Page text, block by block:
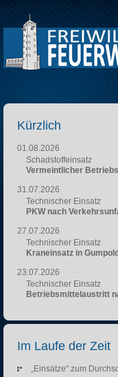
Kürzlich
01.08.2026
Schadstoffeinsatz
Vermeintlicher
31.07.2026
Technischer Einsatz
PKW nach
27.07.2026
Technischer Einsatz
Kraneinsatz in
23.07.2026
Technischer Einsatz
Betriebsmittelaustritt
Im Laufe der Zeit
„Einsätze“ zum